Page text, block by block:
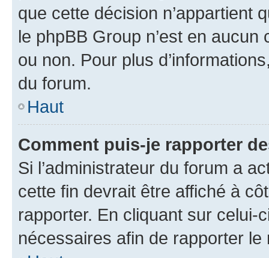
que cette décision n’appartient
le phpBB Group n’est en
ou non. Pour plus
du forum.
Haut
Comment puis-je rapporter
Si l’administrateur du forum a
cette fin devrait être affiché à
rapporter. En cliquant sur
nécessaires afin de rapporter le